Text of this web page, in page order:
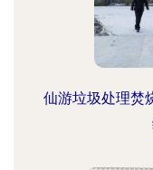
仙游垃圾处理焚